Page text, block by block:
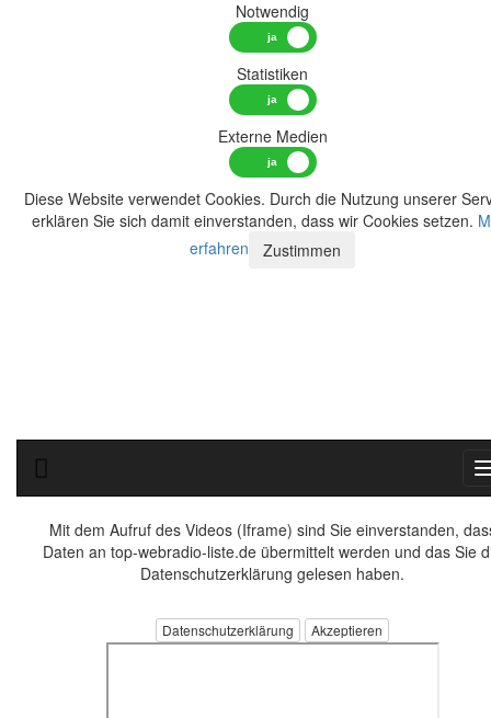
Notwendig
Statistiken
Externe Medien
Diese Website verwendet Cookies. Durch die Nutzung unserer
erklären Sie sich damit einverstanden, dass wir Cookies setzen.
erfahren
Zustimmen
Mit dem Aufruf des Videos (Iframe) sind Sie einverstanden,
Daten an top-webradio-liste.de übermittelt werden und das Sie
Datenschutzerklärung gelesen haben.
Datenschutzerklärung